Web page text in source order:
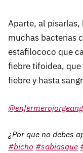
Aparte, al
muchas bacterias
estafilococo que
fiebre tifoidea,
fiebre y hasta
¿Por que no debes
#bicho #sabiasque